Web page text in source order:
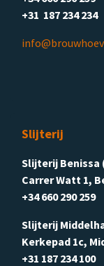
+31 187 234 234
Slijterij
Slijterij Benissa
Carrer Watt 1,
+34 660 290 259
Slijterij
Kerkepad 1c,
+31 187 234 100